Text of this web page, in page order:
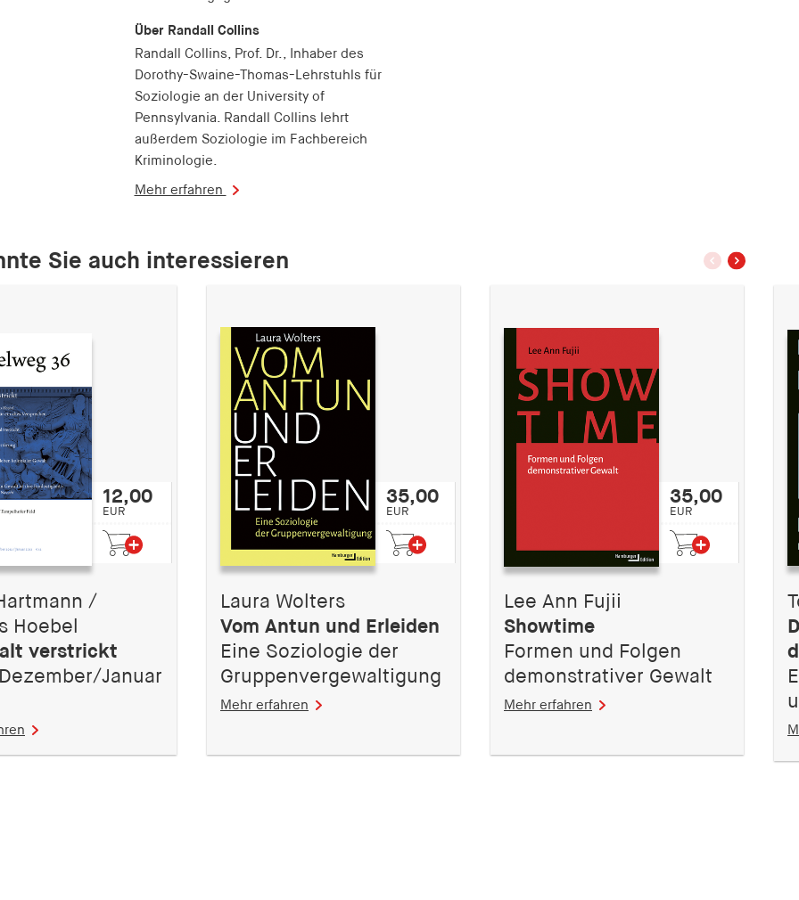
Über Randall Collins
Randall Collins, Prof. Dr., Inhaber des
Dorothy-Swaine-Thomas-Lehrstuhls für
Soziologie an der University of
Pennsylvania. Randall Collins lehrt
außerdem Soziologie im Fachbereich
Kriminologie.
Mehr erfahren
Sie auch interessieren
vorherige
nächstes
Slide
12,00
EUR
/
Hoebel
verstrickt
Januar
35,00
EUR
Laura Wolters
Vom Antun und Erleiden
Eine Soziologie der
Gruppenvergewaltigung
Mehr erfahren
35,00
EUR
Lee Ann Fujii
Showtime
Formen und Folgen
demonstrativer Gewalt
Mehr erfahren